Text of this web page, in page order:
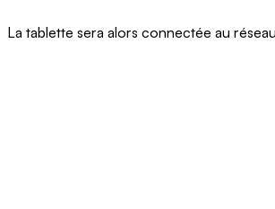
La tablette sera alors connectée au